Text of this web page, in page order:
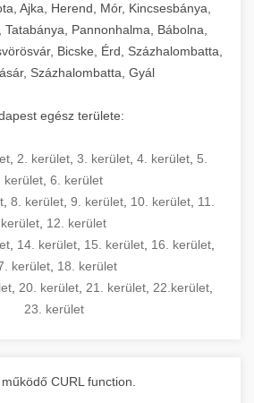
Ajka, Herend, Mór, Kincsesbánya,
Tatabánya, Pannonhalma, Bábolna,
Bicske, Érd, Százhalombatta,
Százhalombatta, Gyál
egész területe:
2. kerület 3. kerület 4. kerület 5.
kerület 6. kerület
, 8. kerület, 9. kerület, 10. kerület, 11.
kerület 12. kerület
14. kerület 15. kerület 16. kerület
kerület 18. kerület
20. kerület 21. kerület 22.kerület
23. kerület
CURL function.